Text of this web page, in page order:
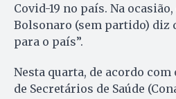
Covid-19 no país. Na
Bolsonaro (sem partido) diz
para o país”.
Nesta quarta, de acordo
de Secretários de Saúde